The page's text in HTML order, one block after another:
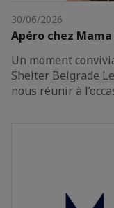
30/06/2026
Apéro chez
Un moment
Shelter Belgrade
nous réunir à